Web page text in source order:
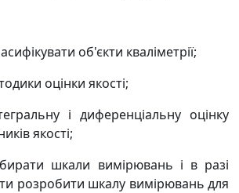
об'єкти кваліметрії;
оцінки якості;
і диференціальну оцінку
якості;
шкали вимірювань і в разі
розробити шкалу вимірювань для